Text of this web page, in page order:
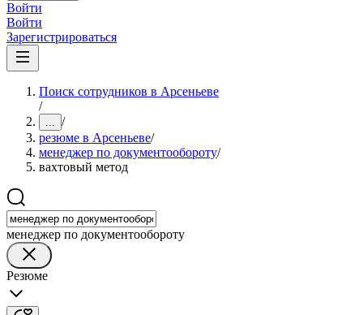
Войти
Войти
Зарегистрироваться
Поиск сотрудников в Арсеньеве
/
... /
резюме в Арсеньеве/
менеджер по документообороту/
вахтовый метод
менеджер по документообороту
Резюме